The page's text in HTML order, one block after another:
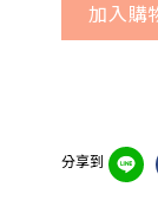
加入購
分享到